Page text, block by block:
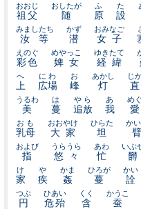
祖父
おおじ
随
おしたが
原
ふ
設
た
汝等
みましたち
潜
かず
女子
おみなご
彩色
えのぐ
婢女
めやっこ
経緯
ゆきたて
上
へ
広場
にわ
峰
お
灯
あかし
直
じ
美
うるわ
蔓
は
追放
やら
我
あ
愛
めぐ
乳母
おも
大家
おおやけ
坦
ひらた
臂
か
指
および
悠々
うらうら
忙
あわ
欝
いぶ
家
け
疾
や
姦
かま
蔓
ひろが
詮
かい
円
つぶ
危殆
ひあい
含
くく
蚕
かうこ